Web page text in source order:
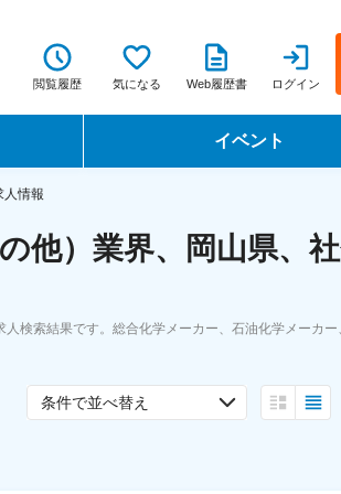
閲覧履歴 気になる Web履歴書 ログイン
イベント
転職フェア
人情報
他）業界、岡山県、
検索結果です。総合化学メーカー、石油化学メーカ
条件で並べ替え